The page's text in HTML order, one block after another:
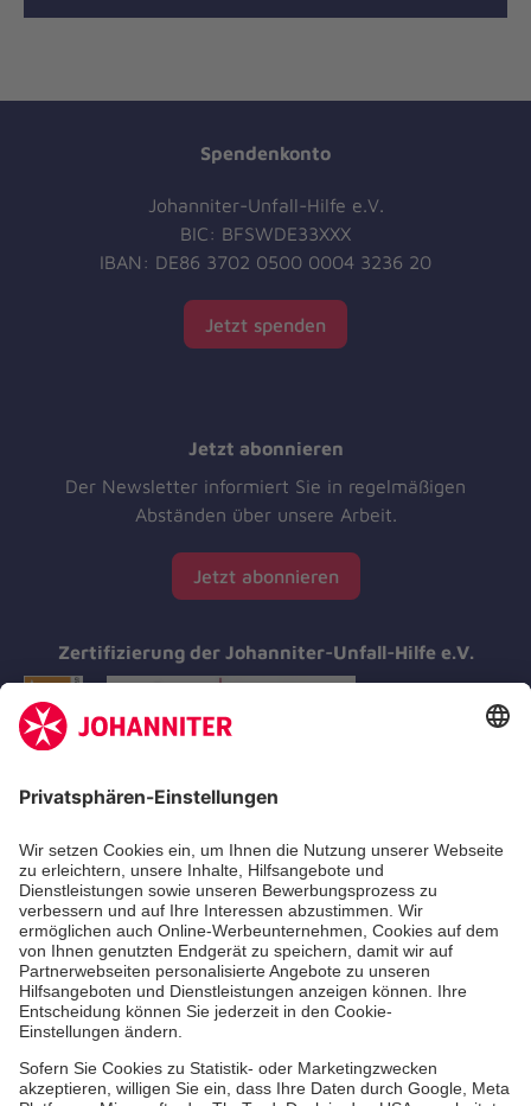
Spendenkonto
Johanniter-Unfall-Hilfe e.V.
BIC: BFSWDE33XXX
IBAN: DE86 3702 0500 0004 3236 20
Jetzt spenden
Jetzt abonnieren
Der Newsletter informiert Sie in regelmäßigen
Abständen über unsere Arbeit.
Jetzt abonnieren
Zertifizierung der Johanniter-Unfall-Hilfe e.V.
Aus- & Fortbildungen
Erste-Hilfe-Kurse
Jobs & Ehrenamt
Freiwilligendienst
Spendenprojekte